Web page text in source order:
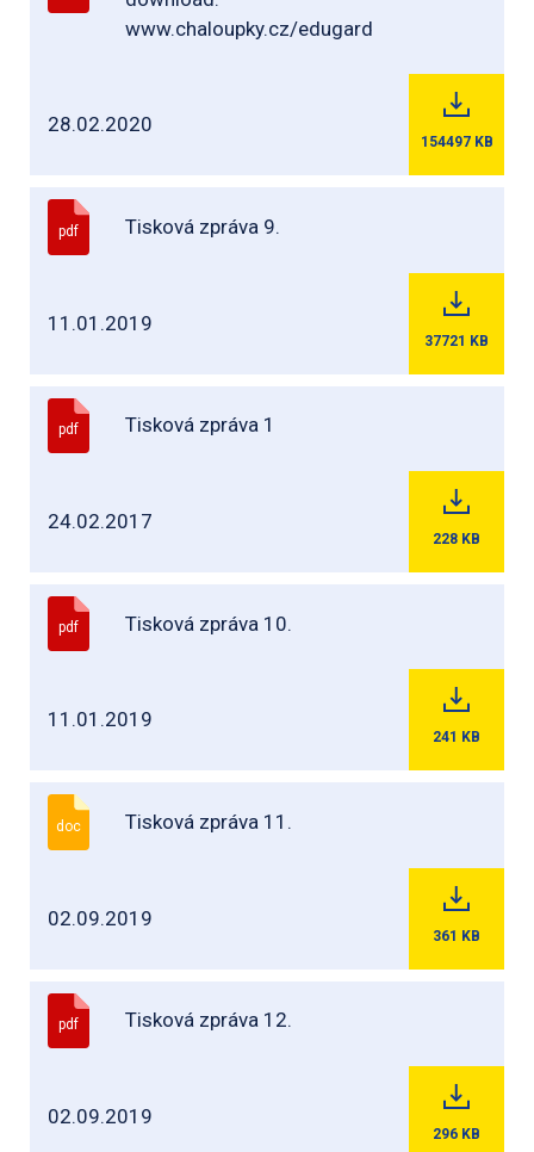
www.chaloupky.cz/edugard
28.02.2020
154497 KB
pdf Tisková zpráva 9.
11.01.2019
37721 KB
pdf Tisková zpráva 1
24.02.2017
228 KB
pdf Tisková zpráva 10.
11.01.2019
241 KB
doc Tisková zpráva 11.
02.09.2019
361 KB
pdf Tisková zpráva 12.
02.09.2019
296 KB